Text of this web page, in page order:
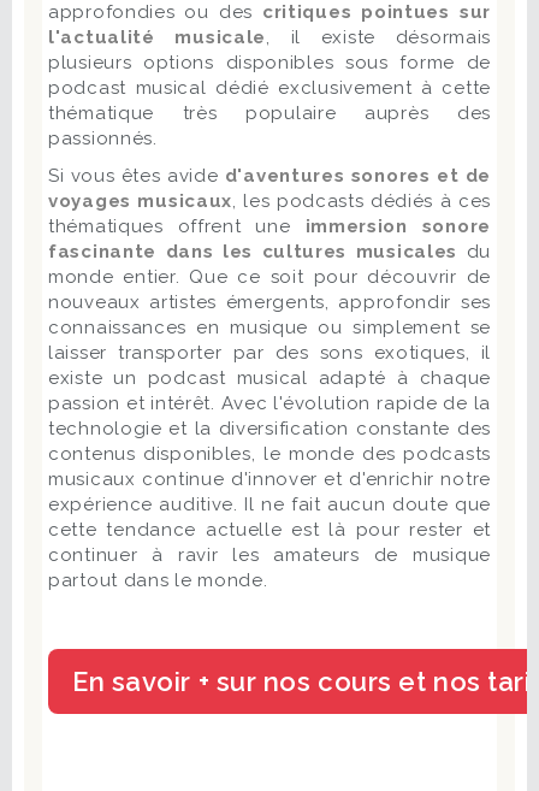
approfondies ou des critiques pointues sur
l'actualité musicale, il existe désormais
plusieurs options disponibles sous forme de
podcast musical dédié exclusivement à cette
thématique très populaire auprès des
passionnés.
Si vous êtes avide d'aventures sonores et de
voyages musicaux, les podcasts dédiés à ces
thématiques offrent une immersion sonore
fascinante dans les cultures musicales du
monde entier. Que ce soit pour découvrir de
nouveaux artistes émergents, approfondir ses
connaissances en musique ou simplement se
laisser transporter par des sons exotiques, il
existe un podcast musical adapté à chaque
passion et intérêt. Avec l'évolution rapide de la
technologie et la diversification constante des
contenus disponibles, le monde des podcasts
musicaux continue d'innover et d'enrichir notre
expérience auditive. Il ne fait aucun doute que
cette tendance actuelle est là pour rester et
continuer à ravir les amateurs de musique
partout dans le monde.